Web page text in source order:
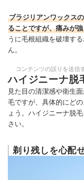
ブラジリアンワックス
ることですが、痛みが
うに毛根組織を破壊す
ん。
コンテンツの誤りを送信
ハイジニーナ脱
見た目の清潔感や衛生
毛ですが、具体的にど
ょう。ハイジニーナ脱
さい。
剃り残しを心配